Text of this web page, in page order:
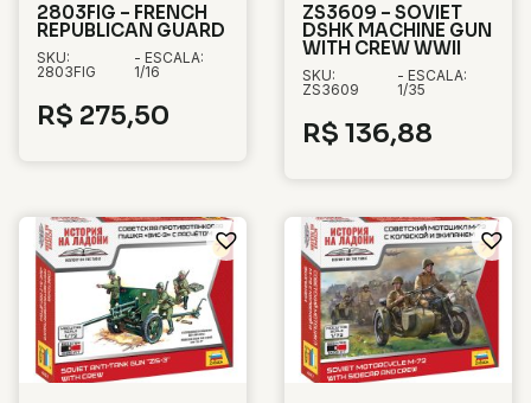
2803FIG – FRENCH
REPUBLICAN GUARD
SKU:
2803FIG
- ESCALA:
1/16
R$ 275,50
ZS3609 – SOVIET
DSHK MACHINE GUN
WITH CREW WWII
SKU:
ZS3609
- ESCALA:
1/35
R$ 136,88